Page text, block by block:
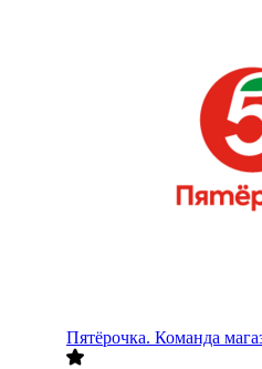
Пятёрочка. Команда